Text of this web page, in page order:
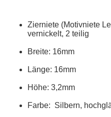
Zierniete (Motivniete
vernickelt, 2 teilig
Breite: 16mm
Länge: 16mm
Höhe: 3,2mm
Farbe: Silbern,